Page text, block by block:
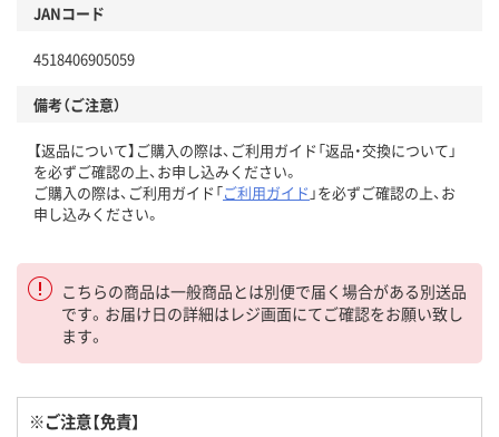
JANコード
4518406905059
備考（ご注意）
【返品について】ご購入の際は、ご利用ガイド「返品・交換について」
を必ずご確認の上、お申し込みください。
ご購入の際は、ご利用ガイド「ご利用ガイド 」を必ずご確認の上、お
申し込みください。
こちらの商品は一般商品とは別便で届く場合がある別送品
です。お届け日の詳細はレジ画面にてご確認をお願い致し
ます。
※ご注意【免責】